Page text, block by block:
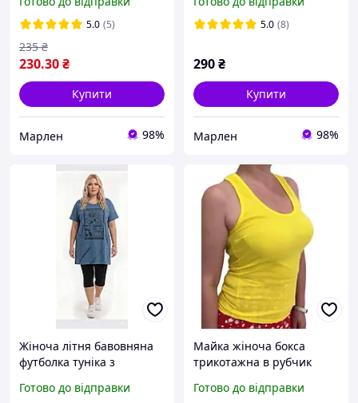
L-XL OUNO. Зручний топ.
5.0 (5)
230.30₴
235 ₴
Купити
Марлен 98%
вкладками на широких
бретелях 4 XL. 5 XL. 6 XL
5.0 (8)
290₴
Купити
Марлен 98%
Жіноча літня бавовняна
футболка туніка з
58 60 62 64
Готово до відправки
Майка жіноча бокса
трикотажна в рубчик
Готово до відправки